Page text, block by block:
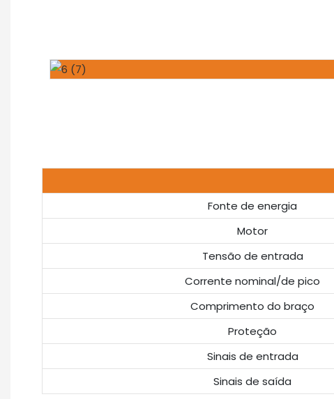
Fonte de energia
Motor
Tensão de entrada
Corrente nominal/de pico
Comprimento do braço
Proteção
Sinais de entrada
Sinais de saída